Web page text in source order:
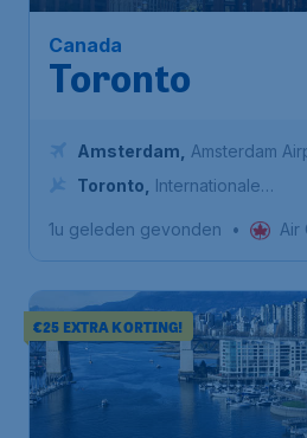
Canada
Toronto
Amsterdam
Amsterdam
Schiphol
Toronto
Internationale
1u geleden gevonden • Air
€25 EXTRA KORTING!